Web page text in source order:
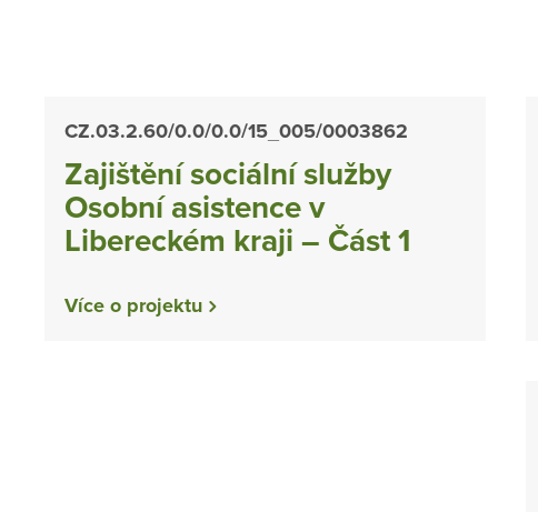
CZ.03.2.60/0.0/0.0/15_005/0003862
Zajištění sociální služby
Osobní asistence v
Libereckém kraji – Část 1
Více o projektu